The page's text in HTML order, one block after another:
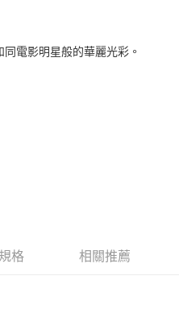
免運費
免運費
運費
電影明星般的華麗光彩。
格 相關推薦